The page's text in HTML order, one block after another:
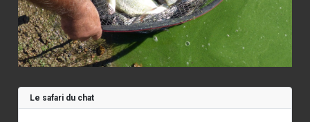
Le safari du chat